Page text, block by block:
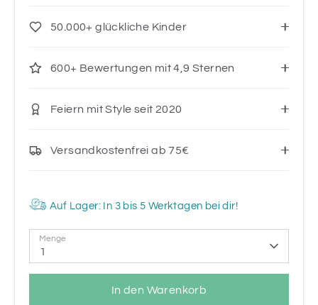
50.000+ glückliche Kinder
600+ Bewertungen mit 4,9 Sternen
Feiern mit Style seit 2020
Versandkostenfrei ab 75€
Auf Lager: In 3 bis 5 Werktagen bei dir!
Menge
1
In den Warenkorb